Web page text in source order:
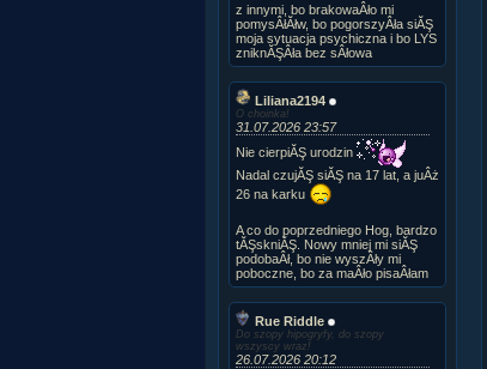
z innymi, bo brakowaÂło mi
pomysÂłĂłw, bo pogorszyÂła siĂŞ
moja sytuacja psychiczna i bo LYS
zniknĂŞÂła bez sÂłowa
Liliana2194
O choinka!
31.07.2026 23:57
Nie cierpiĂŞ urodzin
Nadal czujĂŞ siĂŞ na 17 lat, a juÂż
26 na karku
A co do poprzedniego Hog, bardzo
tĂŞskniĂŞ. Nowy mniej mi siĂŞ
podobaÂł, bo nie wyszÂły mi
poboczne, bo za maÂło pisaÂłam
Rue Riddle
Do szopy hipogryfy, do szopy
wszyscy wraz!
26.07.2026 20:12